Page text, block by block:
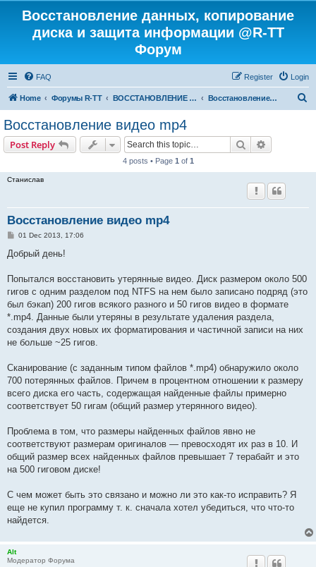
Восстановление данных, копирование
диска и защита информации @R-TT
Форум
FAQ Login
Register
Home Форумы R-TT ВОССТАНОВЛЕНИЕ ДАННЫХ И УДАЛЕННЫХ ФАЙЛОВ Восстановление данных
Восстановление видео mp4
Post Reply Search
4 posts • Page 1 of 1
Станислав
Восстановление видео mp4
P
s
01 Dec 2013, 17:06
Добрый день!
Попытался восстановить утерянные видео. Диск размером около 500
гигов с одним разделом под NTFS на нем было записано подряд (это
был бэкап) 200 гигов всякого разного и 50 гигов видео в формате
*.mp4. Данные были утеряны в результате удаления раздела,
создания двух новых их форматирования и частичной записи на них
не больше ~25 гигов.
Сканирование (с заданным типом файлов *.mp4) обнаружило около
700 потерянных файлов. Причем в процентном отношении к размеру
всего диска его часть, содержащая найденные файлы примерно
соответствует 50 гигам (общий размер утерянного видео).
Проблема в том, что размеры найденных файлов явно не
соответствуют размерам оригиналов — превосходят их раз в 10. И
общий размер всех найденных файлов превышает 7 терабайт и это
на 500 гиговом диске!
С чем может быть это связано и можно ли это как-то исправить? Я
еще не купил программу т. к. сначала хотел убедиться, что что-то
найдется.
Alt
Модератор Форума